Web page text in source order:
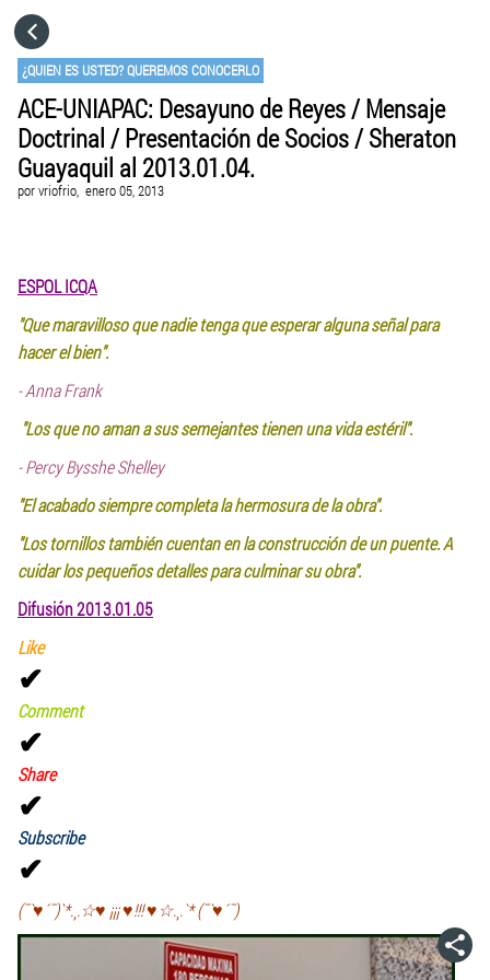
¿QUIEN ES USTED? QUEREMOS CONOCERLO
ACE-UNIAPAC: Desayuno de Reyes / Mensaje
Doctrinal / Presentación de Socios / Sheraton
Guayaquil al 2013.01.04.
porvriofrio, enero 05, 2013
ESPOL ICQA
"Que maravilloso que nadie tenga que esperar alguna señal para
hacer el bien".
- Anna Frank
"Los que no aman a sus semejantes tienen una vida estéril".
- Percy Bysshe Shelley
"El acabado siempre completa la hermosura de la obra".
"Los tornillos también cuentan en la construcción de un puente. A
cuidar los pequeños detalles para culminar su obra".
Difusión 2013.01.05
Like
✔
Comment
✔
Share
✔
Subscribe
✔
(¯`♥´¯)`*.¸.☆♥ ¡¡¡ ♥!!! ♥☆.¸.`* (¯`♥´¯)
CATEGORÍAS
IR A